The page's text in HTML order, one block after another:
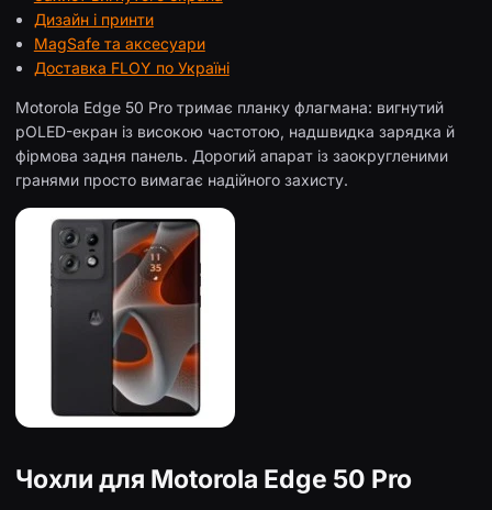
Дизайн і принти
MagSafe та аксесуари
Доставка FLOY по Україні
Motorola Edge 50 Pro тримає планку флагмана: вигнутий
pOLED-екран із високою частотою, надшвидка зарядка й
фірмова задня панель. Дорогий апарат із заокругленими
гранями просто вимагає надійного захисту.
Чохли для Motorola Edge 50 Pro